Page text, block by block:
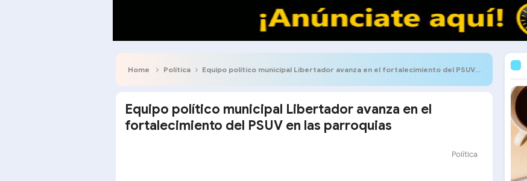
Home Política Equipo político municipal Libertador avanza en el fortalecimiento del PSUV en las parroquias
Equipo político municipal Libertador avanza en el
fortalecimiento del PSUV en las parroquias
Política